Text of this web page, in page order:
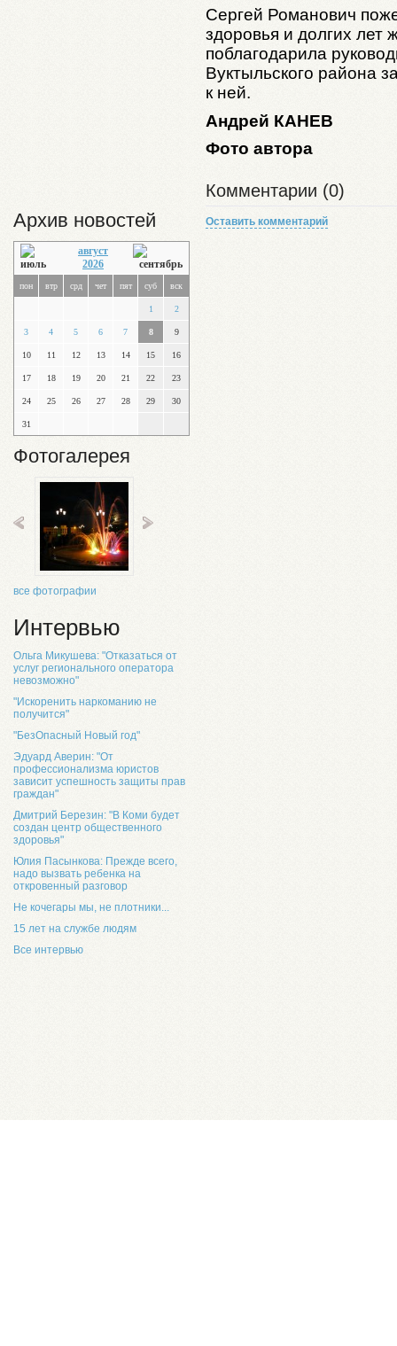
Архив новостей
август
2026
пон втр срд чет пят суб вск
1 2
3 4 5 6 7 8 9
10 11 12 13 14 15 16
17 18 19 20 21 22 23
24 25 26 27 28 29 30
31
Фотогалерея
все фотографии
Интервью
Ольга Микушева: "Отказаться от
услуг регионального оператора
невозможно"
"Искоренить наркоманию не
получится"
"БезОпасный Новый год"
Эдуард Аверин: "От
профессионализма юристов
зависит успешность защиты прав
граждан"
Дмитрий Березин: "В Коми будет
создан центр общественного
здоровья"
Юлия Пасынкова: Прежде всего,
надо вызвать ребенка на
откровенный разговор
Не кочегары мы, не плотники...
15 лет на службе людям
Все интервью
Сергей Романович
здоровья и долгих лет
поблагодарила
Вуктыльского района
к ней.
Андрей КАНЕВ
Фото автора
Комментарии (0)
Оставить комментарий